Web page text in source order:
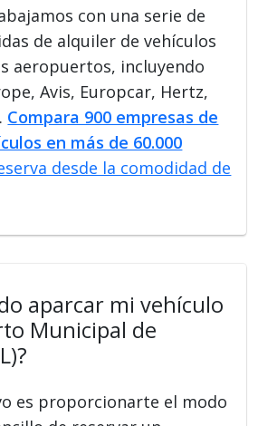
con una serie de
de alquiler de vehículos
aeropuertos, incluyendo
Avis, Europcar, Hertz,
Compara 900 empresas de
en más de 60.000
desde la comodidad de
aparcar mi vehículo
Municipal de
es proporcionarte el modo